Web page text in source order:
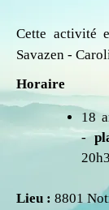
Cette activité
Savazen -
Horaire
18
-
Lieu : 8801